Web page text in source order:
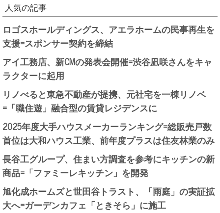
人気の記事
ロゴスホールディングス、アエラホームの民事再生を
支援=スポンサー契約を締結
アイ工務店、新CMの発表会開催=渋谷凪咲さんをキャ
ラクターに起用
リノべると東急不動産が提携、元社宅を一棟リノベ
=「職住遊」融合型の賃貸レジデンスに
2025年度大手ハウスメーカーランキング=総販売戸数
首位は大和ハウス工業、前年度プラスは住友林業のみ
長谷工グループ、住まい方調査を参考にキッチンの新
商品=「ファミーレキッチン」を開発
旭化成ホームズと世田谷トラスト、「雨庭」の実証拡
大へ=ガーデンカフェ「ときそら」に施工